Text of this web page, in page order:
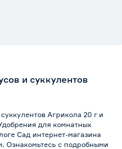
и суккулентов
Агрикола 20 г и
для комнатных
Сад интернет-магазина
Ознакомьтесь с подробными